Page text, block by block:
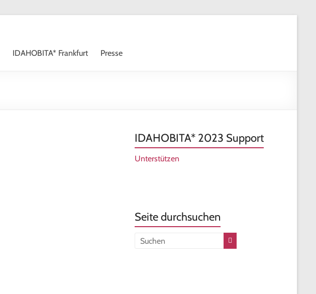
IDAHOBITA* Frankfurt Presse
IDAHOBITA* 2023 Support
Unterstützen
Seite durchsuchen